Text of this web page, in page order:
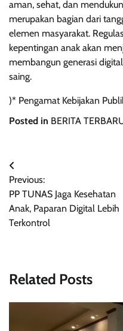
aman, sehat, dan
merupakan bagian dari
elemen masyarakat.
kepentingan anak akan
membangun generasi
saing.
)* Pengamat Kebijakan
Posted in BERITA
Navigasi
pos
Previous:
PP TUNAS Jaga Kesehatan
Anak, Paparan Digital Lebih
Terkontrol
Related Posts